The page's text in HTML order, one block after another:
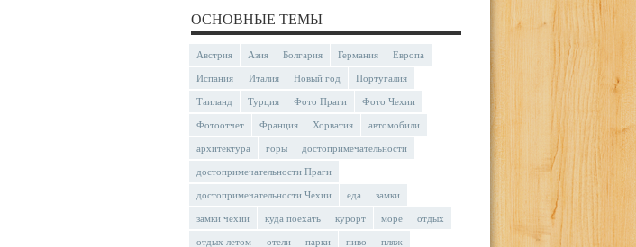
ОСНОВНЫЕ ТЕМЫ
Австрия Азия Болгария Германия Европа
Испания Италия Новый год Португалия
Таиланд Турция Фото Праги Фото Чехии
Фотоотчет Франция Хорватия автомобили
архитектура горы достопримечательности
достопримечательности Праги
достопримечательности Чехии еда замки
замки чехии куда поехать курорт море отдых
отдых летом отели парки пиво пляж